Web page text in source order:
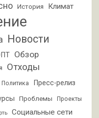
История Климат
Новости
Обзор
Отходы
Политика Пресс-релиз
Проблемы Проекты
Социальные сети